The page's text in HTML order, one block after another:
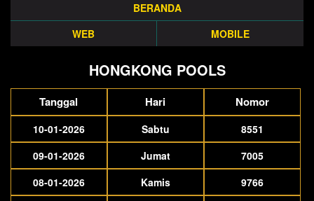
BERANDA
WEB
MOBILE
HONGKONG POOLS
Tanggal Hari Nomor
10-01-2026 Sabtu
8551
09-01-2026
Jumat
7005
08-01-2026
Kamis
9766